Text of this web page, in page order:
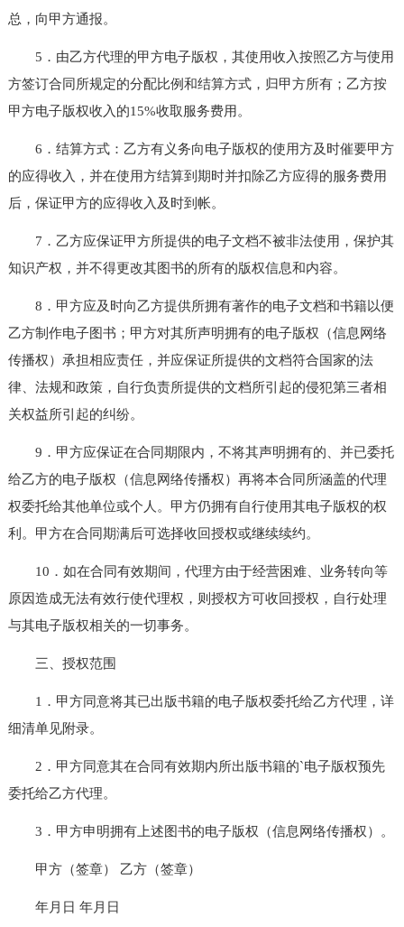
总，向甲方通报。
5．由乙方代理的甲方电子版权，其使用收入按照乙方与使用
方签订合同所规定的分配比例和结算方式，归甲方所有；乙方按
甲方电子版权收入的15%收取服务费用。
6．结算方式：乙方有义务向电子版权的使用方及时催要甲方
的应得收入，并在使用方结算到期时并扣除乙方应得的服务费用
后，保证甲方的应得收入及时到帐。
7．乙方应保证甲方所提供的电子文档不被非法使用，保护其
知识产权，并不得更改其图书的所有的版权信息和内容。
8．甲方应及时向乙方提供所拥有著作的电子文档和书籍以便
乙方制作电子图书；甲方对其所声明拥有的电子版权（信息网络
传播权）承担相应责任，并应保证所提供的文档符合国家的法
律、法规和政策，自行负责所提供的文档所引起的侵犯第三者相
关权益所引起的纠纷。
9．甲方应保证在合同期限内，不将其声明拥有的、并已委托
给乙方的电子版权（信息网络传播权）再将本合同所涵盖的代理
权委托给其他单位或个人。甲方仍拥有自行使用其电子版权的权
利。甲方在合同期满后可选择收回授权或继续续约。
10．如在合同有效期间，代理方由于经营困难、业务转向等
原因造成无法有效行使代理权，则授权方可收回授权，自行处理
与其电子版权相关的一切事务。
三、授权范围
1．甲方同意将其已出版书籍的电子版权委托给乙方代理，详
细清单见附录。
2．甲方同意其在合同有效期内所出版书籍的`电子版权预先
委托给乙方代理。
3．甲方申明拥有上述图书的电子版权（信息网络传播权）。
甲方（签章） 乙方（签章）
年月日 年月日